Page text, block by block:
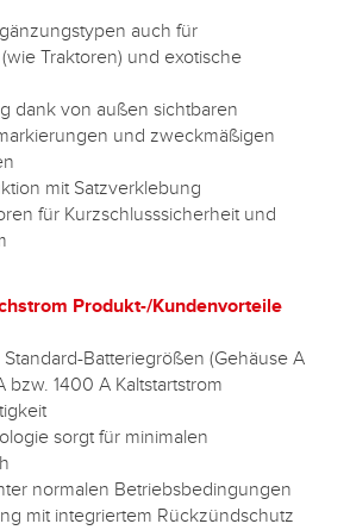
auch für
Traktoren) und exotische
dank von außen sichtbaren
und zweckmäßigen
mit Satzverklebung
für Kurzschlusssicherheit und
Produkt-/Kundenvorteile
Batteriegrößen (Gehäuse A
bzw. 1400 A Kaltstartstrom
sorgt für minimalen
normalen Betriebsbedingungen
mit integriertem Rückzündschutz